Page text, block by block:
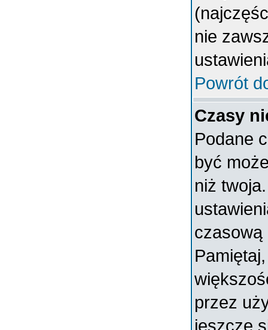
nie
Powrót
Czasy
Podane
być
niż
czasową
przez
jeszcze